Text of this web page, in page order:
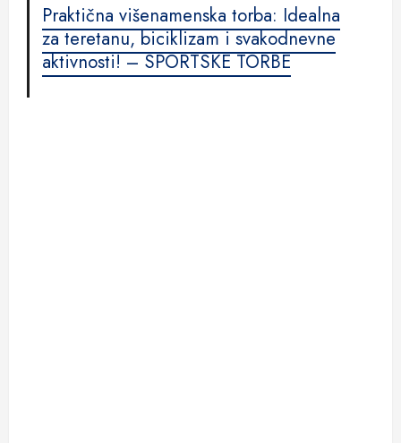
Praktična višenamenska torba: Idealna
za teretanu, biciklizam i svakodnevne
aktivnosti! – SPORTSKE TORBE